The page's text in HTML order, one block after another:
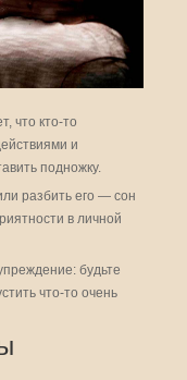
что кто-то
и
подножку.
разбить его — сон
в личной
будьте
что-то очень